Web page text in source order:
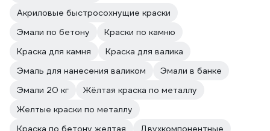
Акриловые быстросохнущие краски
Эмали по бетону
Краски по камню
Краска для камня
Краска для валика
Эмаль для нанесения валиком
Эмали в банке
Эмали 20 кг
Жёлтая краска по металлу
Желтые краски по металлу